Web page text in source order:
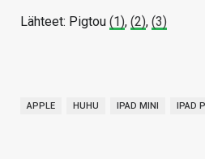
Lähteet: Pigtou (1), (2), (3)
APPLE HUHU IPAD MINI IPAD